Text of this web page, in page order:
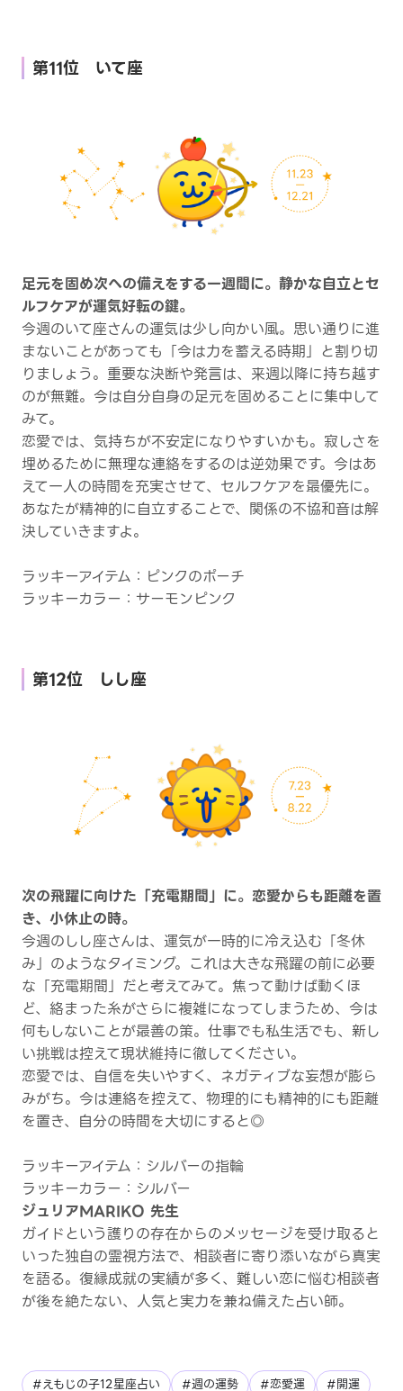
第11位 いて座
足元を固め次への備えをする一週間に。静かな自立とセ
ルフケアが運気好転の鍵。
今週のいて座さんの運気は少し向かい風。思い通りに進
まないことがあっても「今は力を蓄える時期」と割り切
りましょう。重要な決断や発言は、来週以降に持ち越す
のが無難。今は自分自身の足元を固めることに集中して
みて。
恋愛では、気持ちが不安定になりやすいかも。寂しさを
埋めるために無理な連絡をするのは逆効果です。今はあ
えて一人の時間を充実させて、セルフケアを最優先に。
あなたが精神的に自立することで、関係の不協和音は解
決していきますよ。
ラッキーアイテム：ピンクのポーチ
ラッキーカラー：サーモンピンク
第12位 しし座
次の飛躍に向けた「充電期間」に。恋愛からも距離を置
き、小休止の時。
今週のしし座さんは、運気が一時的に冷え込む「冬休
み」のようなタイミング。これは大きな飛躍の前に必要
な「充電期間」だと考えてみて。焦って動けば動くほ
ど、絡まった糸がさらに複雑になってしまうため、今は
何もしないことが最善の策。仕事でも私生活でも、新し
い挑戦は控えて現状維持に徹してください。
恋愛では、自信を失いやすく、ネガティブな妄想が膨ら
みがち。今は連絡を控えて、物理的にも精神的にも距離
を置き、自分の時間を大切にすると◎
ラッキーアイテム：シルバーの指輪
ラッキーカラー：シルバー
ジュリアMARIKO 先生
ガイドという護りの存在からのメッセージを受け取ると
いった独自の霊視方法で、相談者に寄り添いながら真実
を語る。復縁成就の実績が多く、難しい恋に悩む相談者
が後を絶たない、人気と実力を兼ね備えた占い師。
#えもじの子12星座占い #週の運勢 #恋愛運 #開運